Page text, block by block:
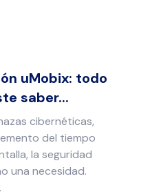
uMobix: todo
saber...
cibernéticas,
del tiempo
la seguridad
una necesidad.